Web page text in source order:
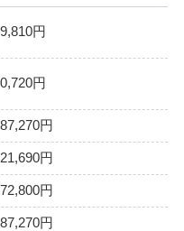
円
円
円
円
円
円